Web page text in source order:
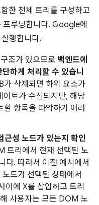
한 전체 트리를 구성하고
루닝합니다. Google에
행합니다.
조가 있으므로 백엔드에
하게 처리할 수 있습니
가 삭제되면 하위 요소가
이트가 수신되지만, 해당
항목을 파악하기 어려
근성 노드가 있는지 확인
트리에서 현재 선택된 노
다. 따라서 이전 예시에서
드가 선택된 상태에서
이에 X를 삽입하고 트리
사용자는 모든 DOM 노